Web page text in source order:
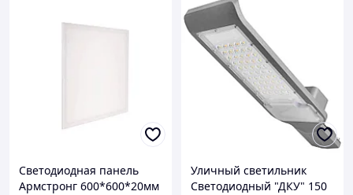
Светодиодная панель
Армстронг 600*600*20мм
Уличный светильник
Светодиодный "ДКУ" 150